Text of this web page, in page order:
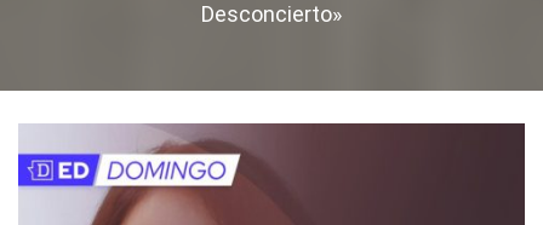
Desconcierto»